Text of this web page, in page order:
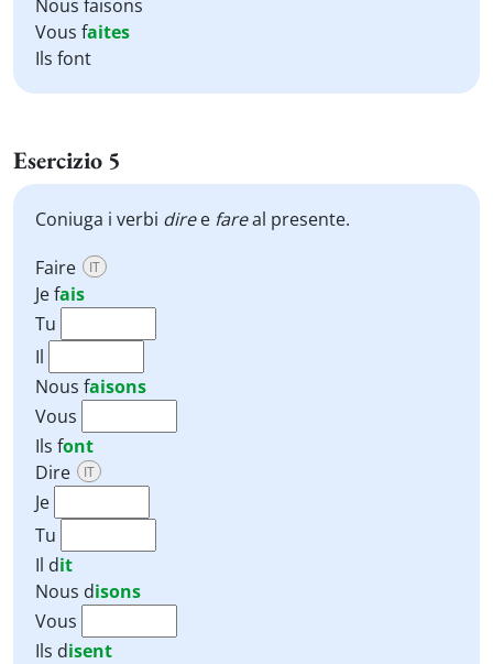
Nous faisons
Vous faites
Ils font
Esercizio 5
Coniuga i verbi diree fareal presente.
Faire
IT
Jefais
Tu
Il
Nous faisons
Vous
Ils font
Dire
IT
Je
Tu
Il dit
Nous disons
Vous
Ils disent